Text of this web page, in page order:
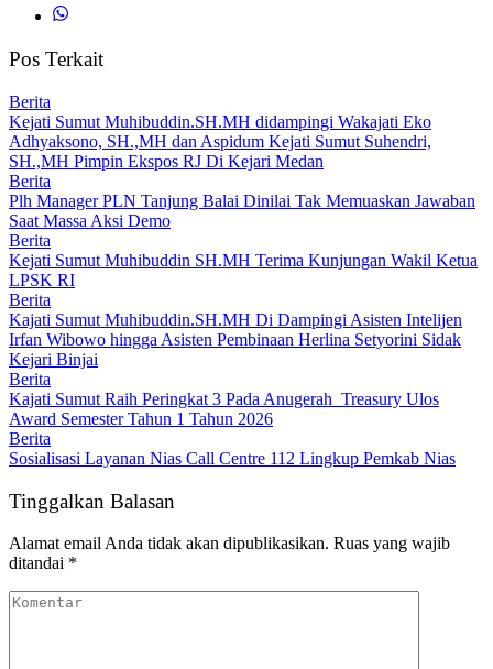
Pos Terkait
Berita
Kejati Sumut Muhibuddin.SH.MH didampingi Wakajati Eko
Adhyaksono, SH.,MH dan Aspidum Kejati Sumut Suhendri,
SH.,MH Pimpin Ekspos RJ Di Kejari Medan
Berita
Plh Manager PLN Tanjung Balai Dinilai Tak Memuaskan Jawaban
Saat Massa Aksi Demo
Berita
Kejati Sumut Muhibuddin SH.MH Terima Kunjungan Wakil Ketua
LPSK RI
Berita
Kajati Sumut Muhibuddin.SH.MH Di Dampingi Asisten Intelijen
Irfan Wibowo hingga Asisten Pembinaan Herlina Setyorini Sidak
Kejari Binjai
Berita
Kajati Sumut Raih Peringkat 3 Pada Anugerah Treasury Ulos
Award Semester Tahun 1 Tahun 2026
Berita
Sosialisasi Layanan Nias Call Centre 112 Lingkup Pemkab Nias
Tinggalkan Balasan
Alamat email Anda tidak akan dipublikasikan. Ruas yang wajib
ditandai *